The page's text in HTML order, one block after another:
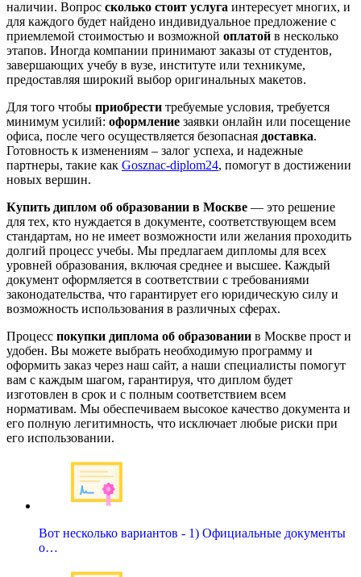
наличии. Вопрос сколько стоит услуга интересует многих, и
для каждого будет найдено индивидуальное предложение с
приемлемой стоимостью и возможной оплатой в несколько
этапов. Иногда компании принимают заказы от студентов,
завершающих учебу в вузе, институте или техникуме,
предоставляя широкий выбор оригинальных макетов.
Для того чтобы приобрести требуемые условия, требуется
минимум усилий: оформление заявки онлайн или посещение
офиса, после чего осуществляется безопасная доставка.
Готовность к изменениям – залог успеха, и надежные
партнеры, такие как Gosznac-diplom24, помогут в достижении
новых вершин.
Купить диплом об образовании в Москве — это решение
для тех, кто нуждается в документе, соответствующем всем
стандартам, но не имеет возможности или желания проходить
долгий процесс учебы. Мы предлагаем дипломы для всех
уровней образования, включая среднее и высшее. Каждый
документ оформляется в соответствии с требованиями
законодательства, что гарантирует его юридическую силу и
возможность использования в различных сферах.
Процесс покупки диплома об образовании в Москве прост и
удобен. Вы можете выбрать необходимую программу и
оформить заказ через наш сайт, а наши специалисты помогут
вам с каждым шагом, гарантируя, что диплом будет
изготовлен в срок и с полным соответствием всем
нормативам. Мы обеспечиваем высокое качество документа и
его полную легитимность, что исключает любые риски при
его использовании.
Вот несколько вариантов - 1) Официальные документы
о…